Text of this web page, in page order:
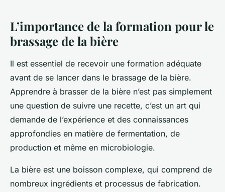
L’importance de la formation pour le
brassage de la bière
Il est essentiel de recevoir une formation adéquate
avant de se lancer dans le brassage de la bière.
Apprendre à brasser de la bière n’est pas simplement
une question de suivre une recette, c’est un art qui
demande de l’expérience et des connaissances
approfondies en matière de fermentation, de
production et même en microbiologie.
La bière est une boisson complexe, qui comprend de
nombreux ingrédients et processus de fabrication.